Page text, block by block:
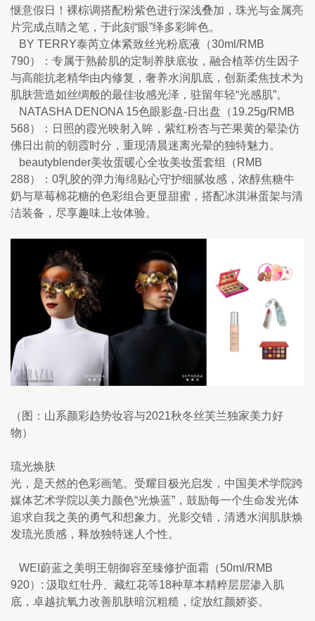
惬意假日！裸棕调搭配粉紫色进行深浅叠加，珠光与金属亮
片完成点睛之笔，于此刻“眼”绎多彩眸色。
   BY TERRY泰芮立体紧致丝光粉底液（30ml/RMB
790）：专属于熟龄肌的定制养肤底妆，融合植萃仿生因子
与高能抗老精华由内修复，奢养水润肌底，创新柔焦技术为
肌肤营造如丝绸般的最佳妆感光泽，驻留年轻“光感肌”。
   NATASHA DENONA 15色眼影盘-日出盘（19.25g/RMB
568）：日照的霞光映射入眸，紫红粉杏与芒果黄的晕染仿
佛日出前的朝霞时分，重现清晨迷离光晕的独特魅力。
   beautyblender美妆蛋暖心全妆美妆蛋套组（RMB
288）：0乳胶的弹力海绵贴心守护细腻妆感，浓醇焦糖牛
奶与草莓棉花糖的色彩组合更显甜蜜，搭配冰淇淋蛋架与清
洁装备，尽享趣味上妆体验。
（图：山系颜彩趋势妆容与2021秋冬丝芙兰独家美力好
物）
琉光焕肤
光，是天然的色彩画笔。受耀目极光启发，中国美术学院跨
媒体艺术学院以美力颜色“光焕蓝”，鼓励每一个生命发光体
追求自我之美的勇气和想象力。光影交错，清透水润肌肤焕
发琉光质感，释放独特迷人个性。
   WEI蔚蓝之美明王朝御容至臻修护面霜（50ml/RMB
920）: 汲取红牡丹、藏红花等18种草本精粹层层渗入肌
底，卓越抗氧力改善肌肤暗沉粗糙，绽放红颜娇姿。